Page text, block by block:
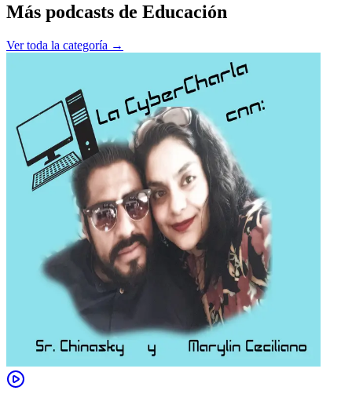
Más podcasts de Educación
Ver toda la categoría →